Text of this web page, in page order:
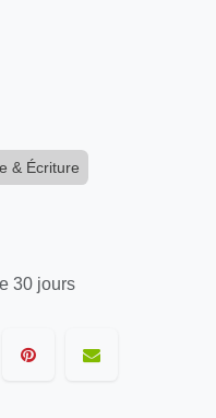
& Écriture
30 jours